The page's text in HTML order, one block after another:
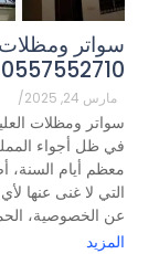
سواتر
0557552710
مارس 24, 2025 /
سواتر ومظلات
في ظل أجواء
معظم أيام السنة،
التي لا غنى عنها
عن الخصوصية،
المزيد